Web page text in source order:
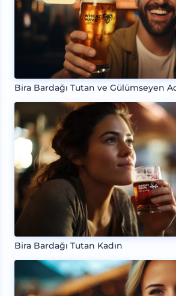
Bira Bardağı Tutan ve Gülümseyen
Bira Bardağı Tutan Kadın